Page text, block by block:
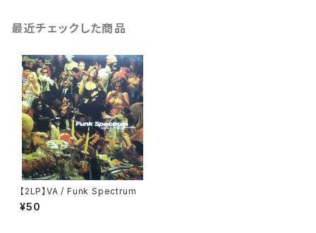
最近チェックした商品
【2LP】VA / Funk Spectrum
¥50